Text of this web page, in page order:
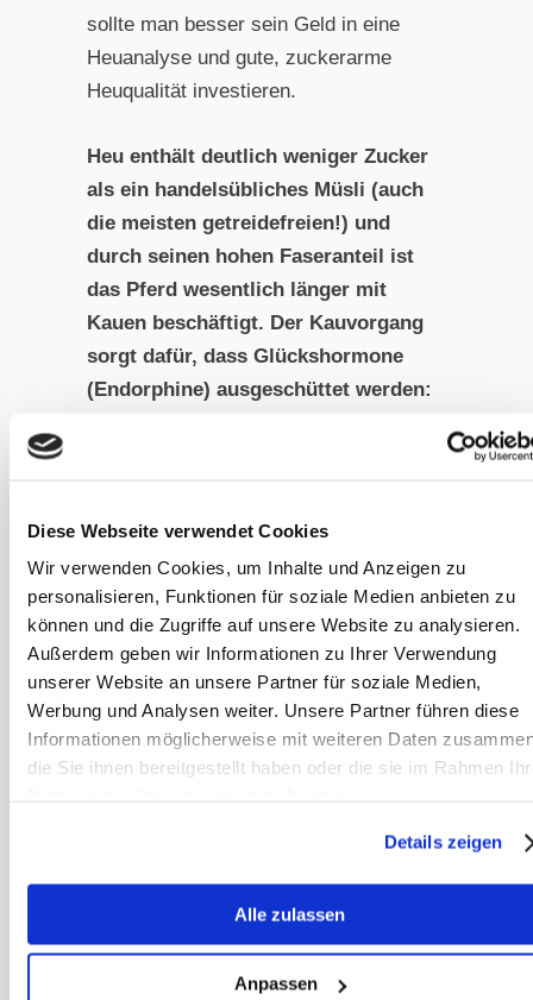
Diese Webseite verwendet Cookies
Wir verwenden Cookies, um Inhalte und Anzeigen zu
personalisieren, Funktionen für soziale Medien anbieten zu
können und die Zugriffe auf unsere Website zu analysieren.
Außerdem geben wir Informationen zu Ihrer Verwendung
unserer Website an unsere Partner für soziale Medien,
Werbung und Analysen weiter. Unsere Partner führen diese
Informationen möglicherweise mit weiteren Daten
die Sie ihnen bereitgestellt haben oder die sie im Rahmen
Details zeigen
Alle zulassen
Anpassen
sollte man besser sein Geld in eine
Heuanalyse und gute, zuckerarme
Heuqualität investieren.
Heu enthält deutlich weniger Zucker
als ein handelsübliches Müsli (auch
die meisten getreidefreien!) und
durch seinen hohen Faseranteil ist
das Pferd wesentlich länger mit
Kauen beschäftigt. Der Kauvorgang
sorgt dafür, dass Glückshormone
(Endorphine) ausgeschüttet werden:
Heu am Ende genauso glücklich
es ist nur für den Besitzer weniger
befriedigend.
Und hier muss man mal kritisch
hinterfragen, für wen eigentlich
gefüttert wird? Oft genug geht es
seinen Futterkübel gerichtet haben mit
diversen kleinen Zusätzen und noch
ein paar Möhrchenstücken. Es fühlt
sich für uns einfach gut an, wenn das
Pferd dem Kübel dann schon freudig